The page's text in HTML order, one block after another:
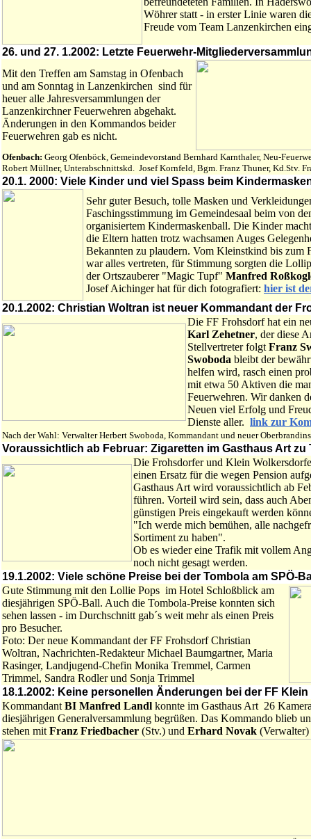
Wöhrer statt - in erster Linie waren
Freude vom Team Lanzenkirchen
26. und 27. 1.2002: Letzte Feuerwehr-
Mit den Treffen am Samstag in Ofenbach
und am Sonntag in Lanzenkirchen sind für
heuer alle Jahresversammlungen der
Lanzenkirchner Feuerwehren abgehakt.
Änderungen in den Kommandos beider
Feuerwehren gab es nicht.
Ofenbach: Georg Ofenböck, Gemeindevorstand Bernhard Karnthaler, Neu-
Robert Müllner, Unterabschnittskd. Josef Kornfeld, Bgm. Franz Thuner, Kd.Stv.
20.1. 2000: Viele Kinder und viel Spass beim
Sehr guter Besuch, tolle Masken und
Faschingsstimmung im Gemeindesaal beim von
organisiertem Kindermaskenball. Die Kinder
die Eltern hatten trotz wachsamen Auges
Bekannten zu plaudern. Vom Kleinstkind bis zum
war alles vertreten, für Stimmung sorgten die
der Ortszauberer "Magic Tupf" Manfred
Josef Aichinger hat für dich fotografiert: hier ist
20.1.2002: Christian Woltran ist neuer Kommandant der
Die FF Frohsdorf hat ein
Karl Zehetner, der diese
Stellvertreter folgt Franz
Swoboda bleibt der
helfen wird, rasch einen
mit etwa 50 Aktiven die
Feuerwehren. Wir danken
Neuen viel Erfolg und
Dienste aller. link zur
Nach der Wahl: Verwalter Herbert Swoboda, Kommandant und neuer
Voraussichtlich ab Februar: Zigaretten im Gasthaus Art zu
Die Frohsdorfer und Klein
einen Ersatz für die wegen Pension
Gasthaus Art wird voraussichtlich ab
führen. Vorteil wird sein, dass auch
günstigen Preis eingekauft werden
"Ich werde mich bemühen, alle
Sortiment zu haben".
Ob es wieder eine Trafik mit vollem
noch nicht gesagt werden.
19.1.2002: Viele schöne Preise bei der Tombola am SPÖ-
Gute Stimmung mit den Lollie Pops im Hotel Schloßblick am
diesjährigen SPÖ-Ball. Auch die Tombola-Preise konnten sich
sehen lassen - im Durchschnitt gab´s weit mehr als einen Preis
pro Besucher.
Foto: Der neue Kommandant der FF Frohsdorf Christian
Woltran, Nachrichten-Redakteur Michael Baumgartner, Maria
Rasinger, Landjugend-Chefin Monika Tremmel, Carmen
Trimmel, Sandra Rodler und Sonja Trimmel
18.1.2002: Keine personellen Änderungen bei der FF
Kommandant BI Manfred Landl konnte im Gasthaus Art 26
diesjährigen Generalversammlung begrüßen. Das Kommando blieb
stehen mit Franz Friedbacher (Stv.) und Erhard Novak